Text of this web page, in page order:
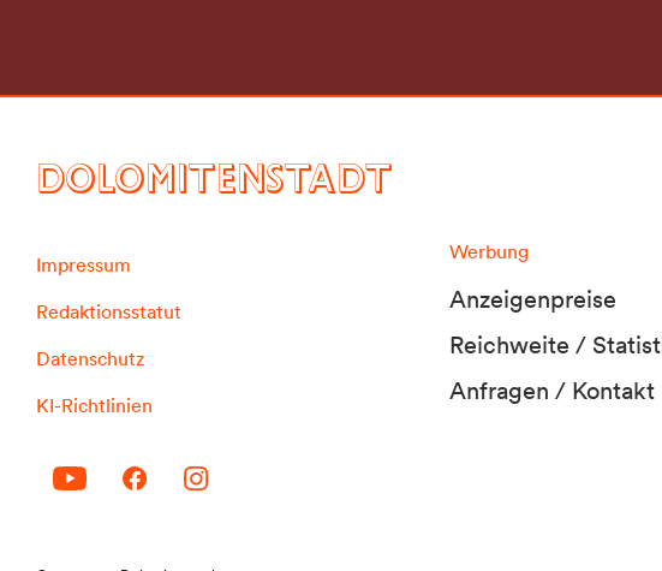
DOLOMITENSTADT
Impressum
Redaktionsstatut
Datenschutz
KI-Richtlinien
Werbung
Anzeigenpreise
Reichweite /
Anfragen / Kontakt